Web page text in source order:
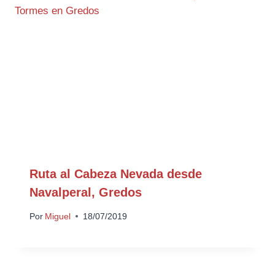
Ruta al Cabeza Nevada desde
Navalperal, Gredos
Por Miguel 18/07/2019